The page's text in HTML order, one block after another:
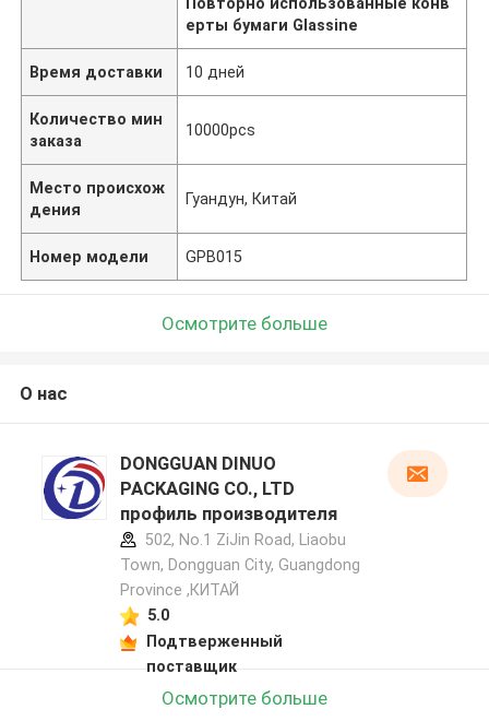
ерты бумаги Glassine
Время доставки 10 дней
Количество мин
заказа
10000pcs
Место происхож
дения
Гуандун, Китай
Номер модели GPB015
Осмотрите больше
О нас
DONGGUAN DINUO
PACKAGING CO., LTD
профиль производителя
502, No.1 ZiJin Road, Liaobu
Town, Dongguan City, Guangdong
Province ,КИТАЙ
5.0
Подтверженный
поставщик
Осмотрите больше